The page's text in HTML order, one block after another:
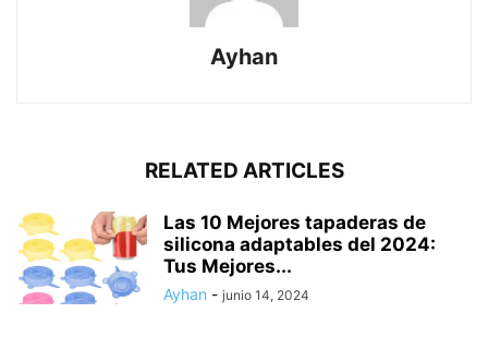
Ayhan
RELATED ARTICLES
Las 10 Mejores tapaderas de
silicona adaptables del 2024:
Tus Mejores...
Ayhan - junio 14, 2024